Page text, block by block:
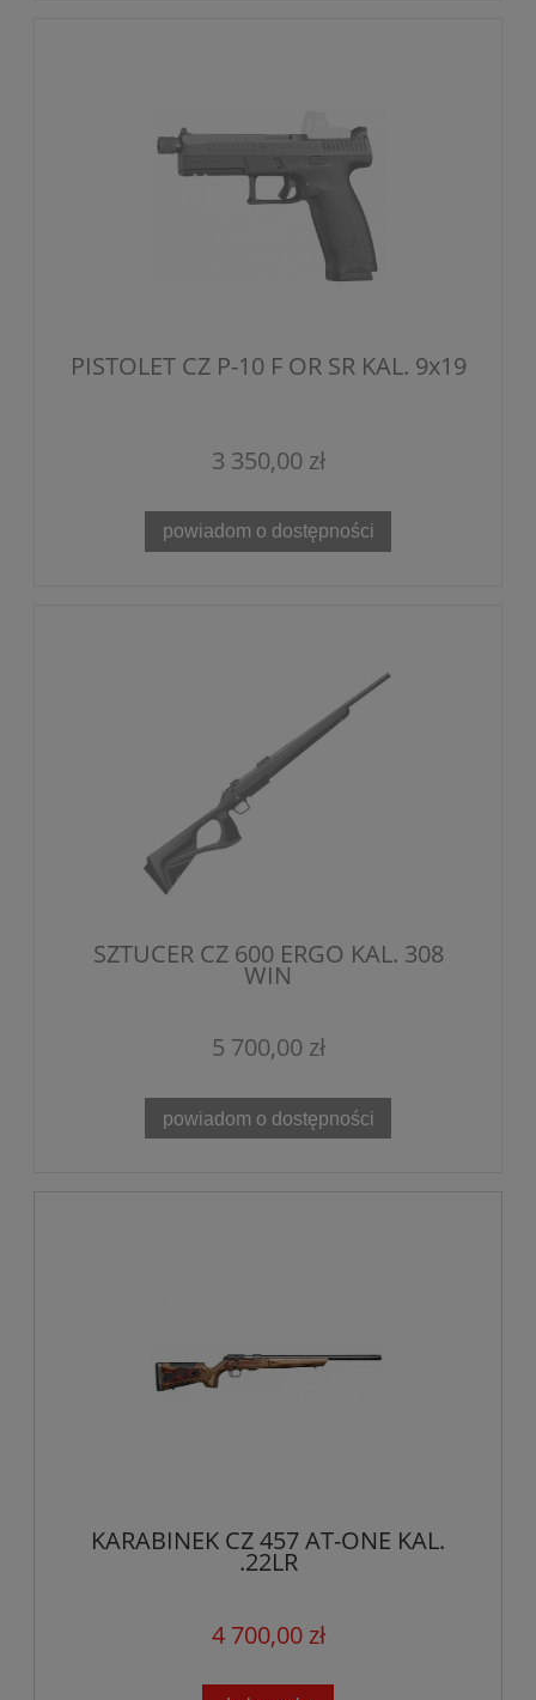
PISTOLET CZ P-10 F OR SR KAL. 9x19
3 350,00 zł
powiadom o dostępności
SZTUCER CZ 600 ERGO KAL. 308
WIN
5 700,00 zł
powiadom o dostępności
KARABINEK CZ 457 AT-ONE KAL.
.22LR
4 700,00 zł